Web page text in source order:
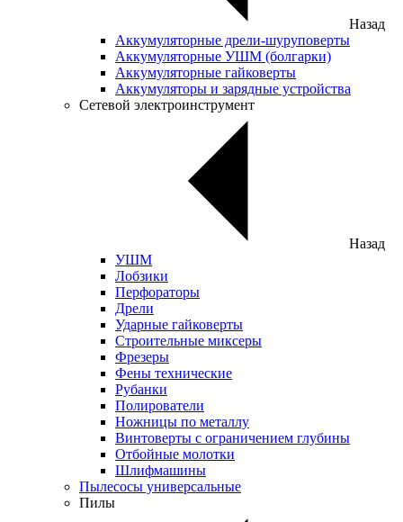
Назад
Аккумуляторные дрели-шуруповерты
Аккумуляторные УШМ (болгарки)
Аккумуляторные гайковерты
Аккумуляторы и зарядные устройства
Сетевой электроинструмент
Назад
УШМ
Лобзики
Перфораторы
Дрели
Ударные гайковерты
Строительные миксеры
Фрезеры
Фены технические
Рубанки
Полирователи
Ножницы по металлу
Винтоверты с ограничением глубины
Отбойные молотки
Шлифмашины
Пылесосы универсальные
Пилы